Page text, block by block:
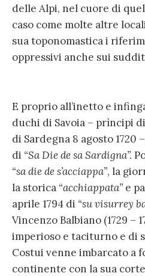
delle Alpi, nel cuore di
caso come molte altre
sua toponomastica i
oppressivi anche sui
E proprio all’inetto e
duchi di Savoia – prìncipi
di Sardegna 8 agosto 1720
di “Sa Die de sa Sardigna”.
“sa die de s’acciappa”, la
la storica “acchiappata” e
aprile 1794 di “su visurrey
Vincenzo Balbiano (1729 –
imperioso e taciturno e di
Costui venne imbarcato a
continente con la sua